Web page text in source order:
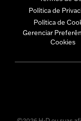
Política de
Política de
Gerenciar
Cookies